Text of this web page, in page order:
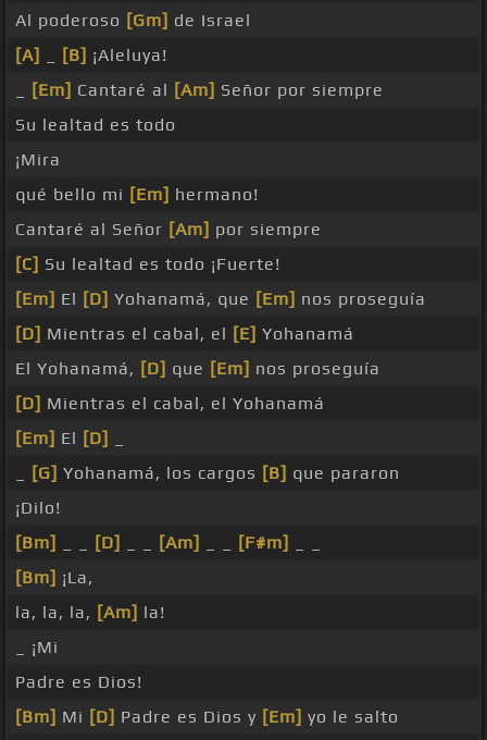
Al poderoso [Gm] de Israel
[A]
[B] ¡Aleluya!
[Em] Cantaré al [Am] Señor por siempre
Su lealtad es todo
¡Mira
qué bello mi [Em] hermano!
Cantaré al Señor [Am] por siempre
[C] Su lealtad es todo ¡Fuerte!
[Em] El [D] Yohanamá, que [Em] nos proseguía
[D] Mientras el cabal, el [E] Yohanamá
El Yohanamá, [D] que [Em] nos proseguía
[D] Mientras el cabal, el Yohanamá
[Em] El [D]
[G] Yohanamá, los cargos [B] que pararon
¡Dilo!
[Bm]
[D] [Am] [F#m]
[Bm] ¡La,
la, la, la, [Am] la!
_ ¡Mi
Padre es Dios!
[Bm] Mi [D] Padre es Dios y [Em] yo le salto